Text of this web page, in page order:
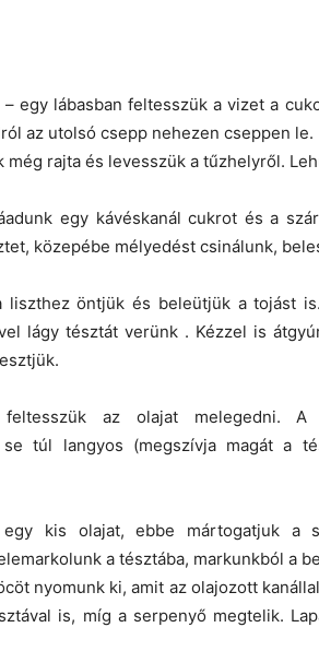
egy lábasban feltesszük a vizet a
az utolsó csepp nehezen cseppen le.
még rajta és levesszük a tűzhelyről.
egy kávéskanál cukrot és a
közepébe mélyedést csinálunk,
öntjük és beleütjük a tojást
lágy tésztát verünk . Kézzel is
az olajat melegedni. A
túl langyos (megszívja magát a
kis olajat, ebbe mártogatjuk a
a tésztába, markunkból a
nyomunk ki, amit az olajozott
is, míg a serpenyő megtelik.